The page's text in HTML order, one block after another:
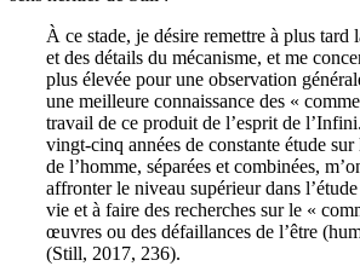
À ce stade, je désire remettre à plus tard
et des détails du mécanisme, et me
plus élevée pour une observation
une meilleure connaissance des «
travail de ce produit de l’esprit de
vingt-cinq années de constante étude
de l’homme, séparées et combinées,
affronter le niveau supérieur dans
vie et à faire des recherches sur le «
œuvres ou des défaillances de l’être
(Still, 2017, 236).